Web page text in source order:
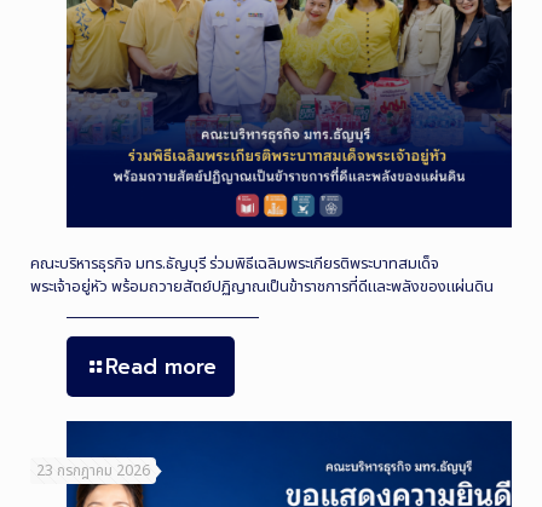
คณะบริหารธุรกิจ มทร.ธัญบุรี ร่วมพิธีเฉลิมพระเกียรติพระบาทสมเด็จ
พระเจ้าอยู่หัว พร้อมถวายสัตย์ปฏิญาณเป็นข้าราชการที่ดีและพลังของแผ่นดิน
Read more
23 กรกฎาคม 2026